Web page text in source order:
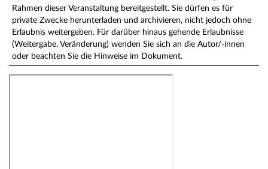
Rahmen dieser Veranstaltung bereitgestellt. Sie dürfen es für
private Zwecke herunterladen und archivieren, nicht jedoch ohne
Erlaubnis weitergeben. Für darüber hinaus gehende Erlaubnisse
(Weitergabe, Veränderung) wenden Sie sich an die Autor/-innen
oder beachten Sie die Hinweise im Dokument.